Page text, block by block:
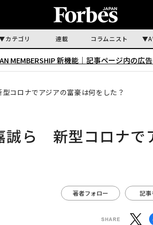
カテゴリ 連載 コラムニスト
MEMBERSHIP 新機能｜ 記事ページ内の広
コロナでアジアの富豪は何をした？
誠ら 新型コロナで
著者フォロー 記事